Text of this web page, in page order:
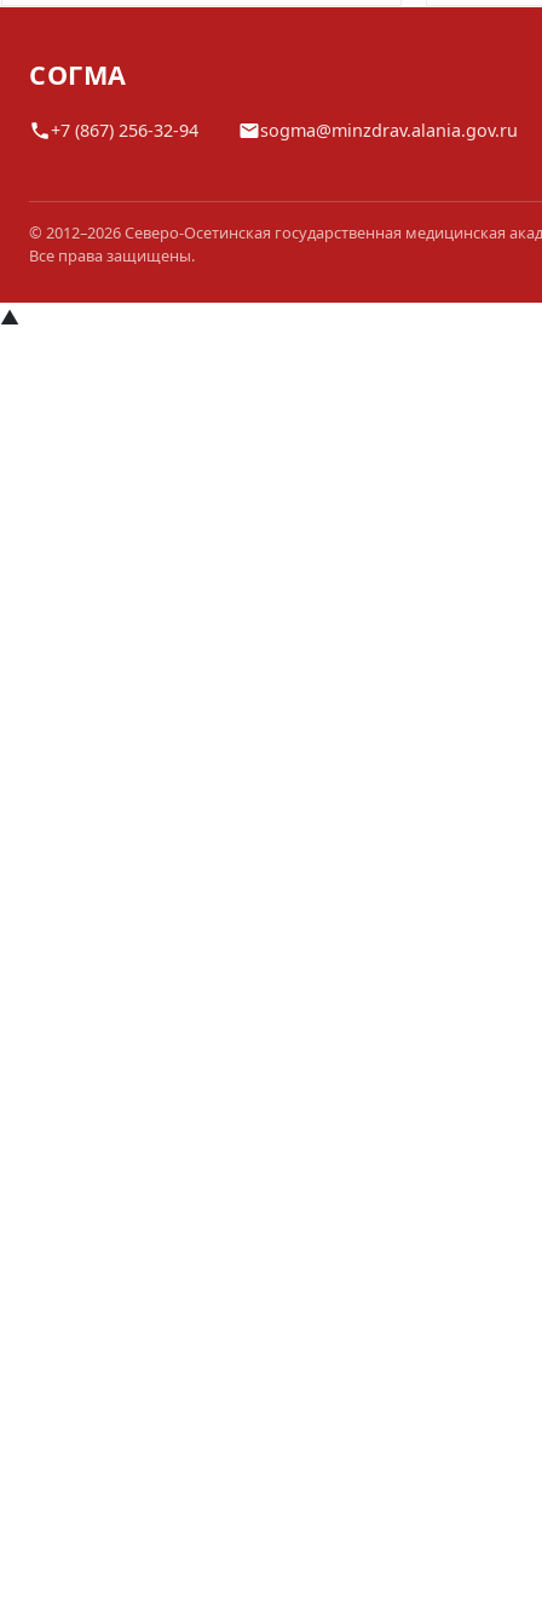
СОГМА
+7 (867) 256-32-94 sogma@minzdrav.alania.gov.ru
© 2012–2026 Северо-Осетинская государственная медицинская
Все права защищены.
▲